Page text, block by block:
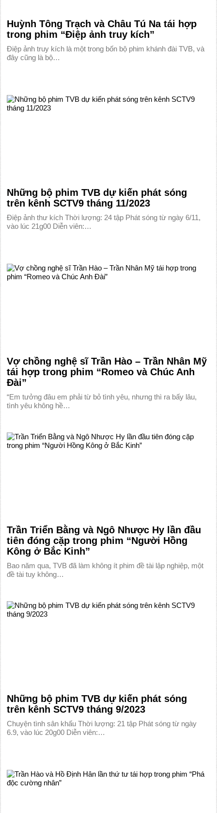
Huỳnh Tông Trạch và Châu Tú Na tái hợp
trong phim “Điệp ảnh truy kích”
Điệp ảnh truy kích là một trong bốn bộ phim khánh đài TVB, và
đây cũng là bộ…
Những bộ phim TVB dự kiến phát sóng
trên kênh SCTV9 tháng 11/2023
Điệp ảnh thư kích Thời lượng: 24 tập Phát sóng từ ngày 6/11,
vào lúc 21g00 Diễn viên:…
Vợ chồng nghệ sĩ Trần Hào – Trần Nhân Mỹ
tái hợp trong phim “Romeo và Chúc Anh
Đài”
“Em tưởng đâu em phải từ bỏ tình yêu, nhưng thì ra bấy lâu,
tình yêu không hề…
Trần Triển Bằng và Ngô Nhược Hy lần đầu
tiên đóng cặp trong phim “Người Hồng
Kông ở Bắc Kinh”
Bao năm qua, TVB đã làm không ít phim đề tài lập nghiệp, một
đề tài tuy không…
Những bộ phim TVB dự kiến phát sóng
trên kênh SCTV9 tháng 9/2023
Chuyện tình sân khấu Thời lượng: 21 tập Phát sóng từ ngày
6.9, vào lúc 20g00 Diễn viên:…